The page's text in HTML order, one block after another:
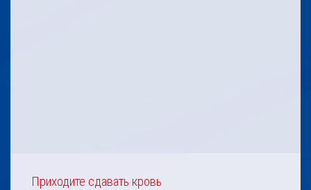
Приходите сдавать кровь